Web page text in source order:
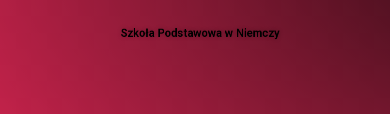
Szkoła Podstawowa w Niemczy ​